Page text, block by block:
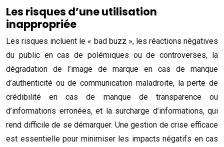
Les risques d’une utilisation
inappropriée
Les risques incluent le « bad buzz », les réactions négatives
du public en cas de polémiques ou de controverses, la
dégradation de l’image de marque en cas de manque
d’authenticité ou de communication maladroite, la perte de
crédibilité en cas de manque de transparence ou
d’informations erronées, et la surcharge d’informations, qui
rend difficile de se démarquer. Une gestion de crise efficace
est essentielle pour minimiser les impacts négatifs en cas